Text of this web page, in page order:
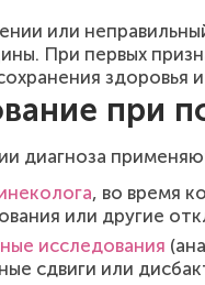
или
При первых
при
диагноза
, во время
или другие
исследования
сдвиги или